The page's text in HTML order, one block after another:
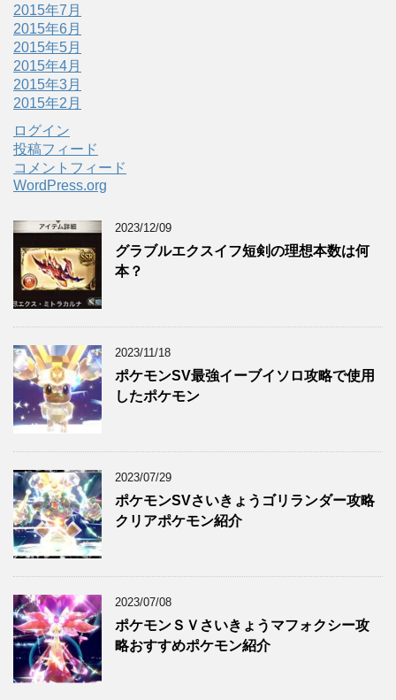
2015年7月
2015年6月
2015年5月
2015年4月
2015年3月
2015年2月
ログイン
投稿フィード
コメントフィード
WordPress.org
2023/12/09
グラブルエクスイフ短剣の理想本数は何
本？
2023/11/18
ポケモンSV最強イーブイソロ攻略で使用
したポケモン
2023/07/29
ポケモンSVさいきょうゴリランダー攻略
クリアポケモン紹介
2023/07/08
ポケモンＳＶさいきょうマフォクシー攻
略おすすめポケモン紹介